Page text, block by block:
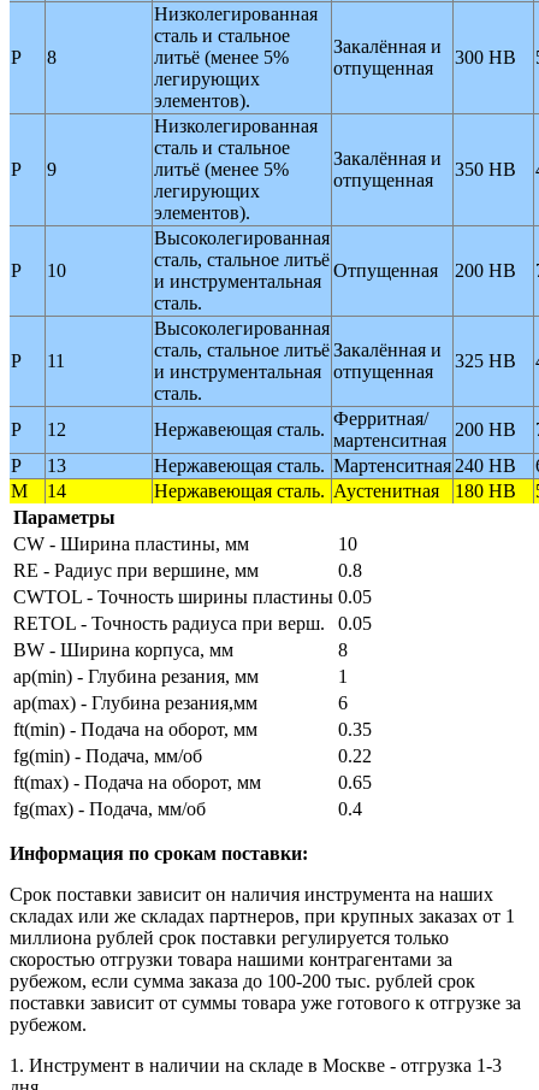
P 8
Низколегированная
сталь и стальное
литьё (менее 5%
легирующих
элементов).
Закалённая и
отпущенная
300 HB
P 9
Низколегированная
сталь и стальное
литьё (менее 5%
легирующих
элементов).
Закалённая и
отпущенная
350 HB
P 10
Высоколегированная
сталь, стальное литьё
и инструментальная
сталь.
Отпущенная 200 HB
P 11
Высоколегированная
сталь, стальное литьё
и инструментальная
сталь.
Закалённая и
отпущенная
325 HB
P 12 Нержавеющая сталь.
Ферритная/
мартенситная
200 HB
P
13 Нержавеющая сталь. Мартенситная 240 HB
M
14 Нержавеющая сталь. Аустенитная 180 HB
Параметры
CW - Ширина пластины, мм
10
RE - Радиус при вершине, мм
0.8
CWTOL - Точность ширины пластины 0.05
RETOL - Точность радиуса при верш.
0.05
BW - Ширина корпуса, мм
8
ap(min) - Глубина резания, мм
1
ap(max) - Глубина резания,мм
6
ft(min) - Подача на оборот, мм
0.35
fg(min) - Подача, мм/об
0.22
ft(max) - Подача на оборот, мм
0.65
fg(max) - Подача, мм/об
0.4
Информация по срокам поставки:
Срок поставки зависит он наличия инструмента на наших
складах или же складах партнеров, при крупных заказах от 1
миллиона рублей срок поставки регулируется только
скоростью отгрузки товара нашими контрагентами за
рубежом, если сумма заказа до 100-200 тыс. рублей срок
поставки зависит от суммы товара уже готового к отгрузке за
рубежом.
1. Инструмент в наличии на складе в Москве - отгрузка 1-3